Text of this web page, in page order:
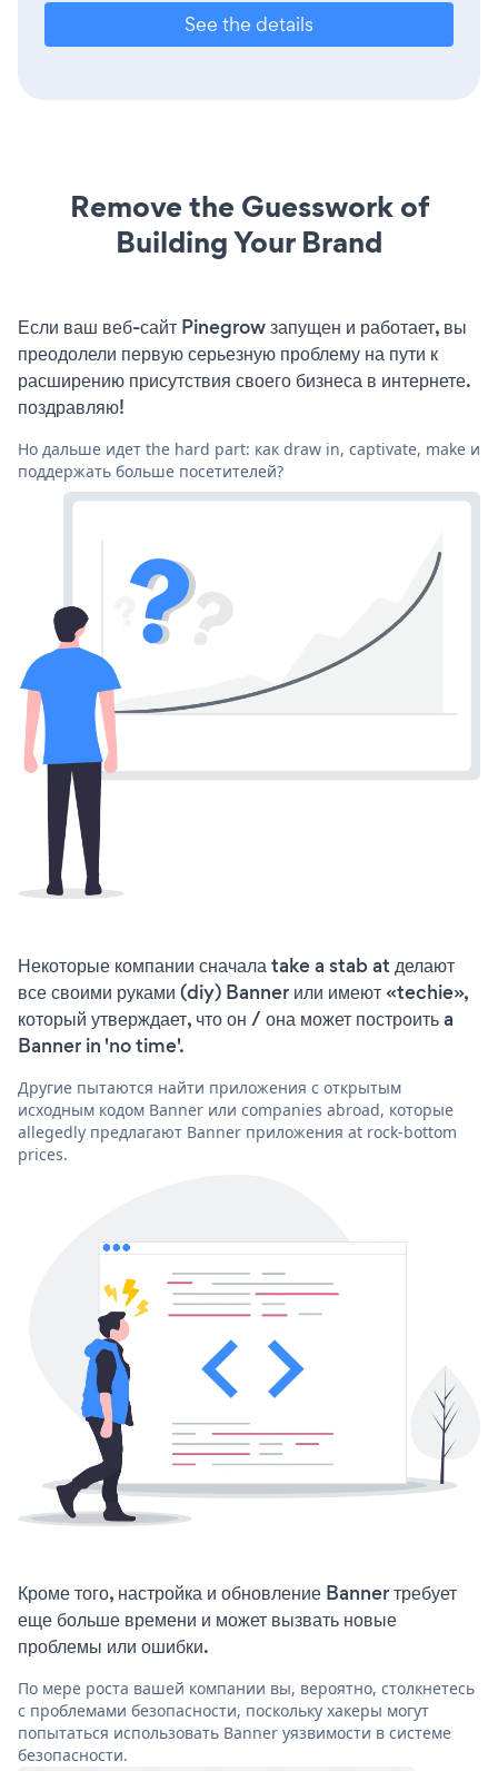
See the details
Remove the Guesswork of
Building Your Brand
Если ваш веб-сайт Pinegrow запущен и работает, вы
преодолели первую серьезную проблему на пути к
расширению присутствия своего бизнеса в интернете.
поздравляю!
Но дальше идет the hard part: как draw in, captivate, make и
поддержать больше посетителей?
Некоторые компании сначала take a stab at делают
все своими руками (diy) Banner или имеют «techie»,
который утверждает, что он / она может построить a
Banner in 'no time'.
Другие пытаются найти приложения с открытым
исходным кодом Banner или companies abroad, которые
allegedly предлагают Banner приложения at rock-bottom
prices.
Кроме того, настройка и обновление Banner требует
еще больше времени и может вызвать новые
проблемы или ошибки.
По мере роста вашей компании вы, вероятно, столкнетесь
с проблемами безопасности, поскольку хакеры могут
попытаться использовать Banner уязвимости в системе
безопасности.